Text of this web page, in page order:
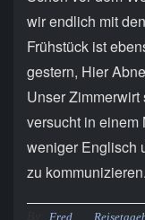
wir endlich mit
Frühstück ist
gestern, Hier
Unser
versucht in einem
weniger Englisch
zu
Fred